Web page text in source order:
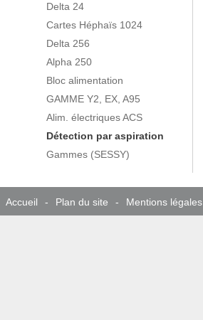
Delta 24
Cartes Héphaïs 1024
Delta 256
Alpha 250
Bloc alimentation
GAMME Y2, EX, A95
Alim. électriques ACS
Détection par aspiration
Gammes (SESSY)
Accueil - Plan du site - Mentions légales